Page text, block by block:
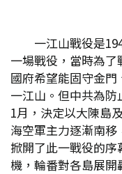
一江山戰役是
一場戰役，當時為了
國府希望能固守金
一江山。但中共為
1月，決定以大陳島
海空軍主力逐漸南移
掀開了此一戰役的
機，輪番對各島展開